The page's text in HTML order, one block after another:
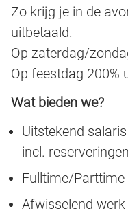
Zo krijg je in de
uitbetaald.
Op zaterdag/
Op feestdag 200%
Wat bieden we?
Uitstekend
incl.
Fulltime/Parttime
Afwisselend